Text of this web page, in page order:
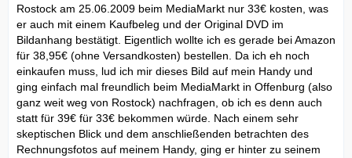
Rostock am 25.06.2009 beim MediaMarkt nur 33€ kosten, was
er auch mit einem Kaufbeleg und der Original DVD im
Bildanhang bestätigt. Eigentlich wollte ich es gerade bei Amazon
für 38,95€ (ohne Versandkosten) bestellen. Da ich eh noch
einkaufen muss, lud ich mir dieses Bild auf mein Handy und
ging einfach mal freundlich beim MediaMarkt in Offenburg (also
ganz weit weg von Rostock) nachfragen, ob ich es denn auch
statt für 39€ für 33€ bekommen würde. Nach einem sehr
skeptischen Blick und dem anschließenden betrachten des
Rechnungsfotos auf meinem Handy, ging er hinter zu seinem